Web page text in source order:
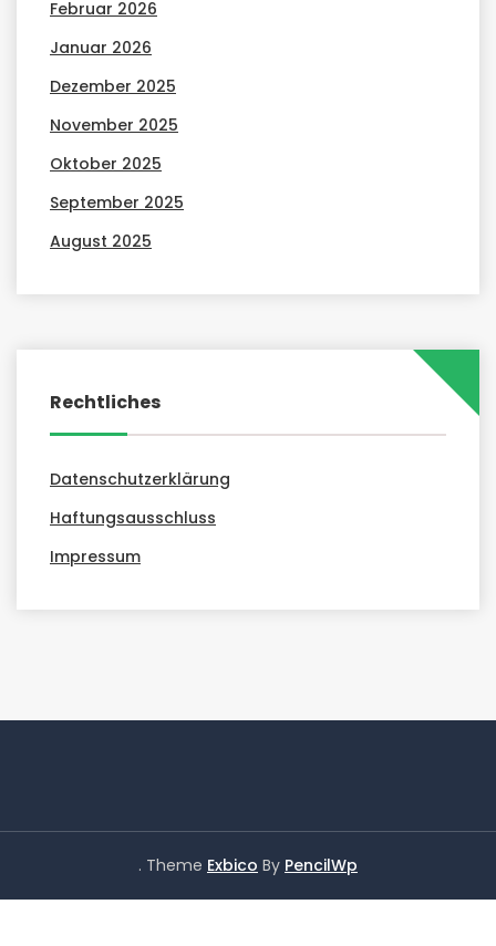
Februar 2026
Januar 2026
Dezember 2025
November 2025
Oktober 2025
September 2025
August 2025
Rechtliches
Datenschutzerklärung
Haftungsausschluss
Impressum
. Theme Exbico By PencilWp